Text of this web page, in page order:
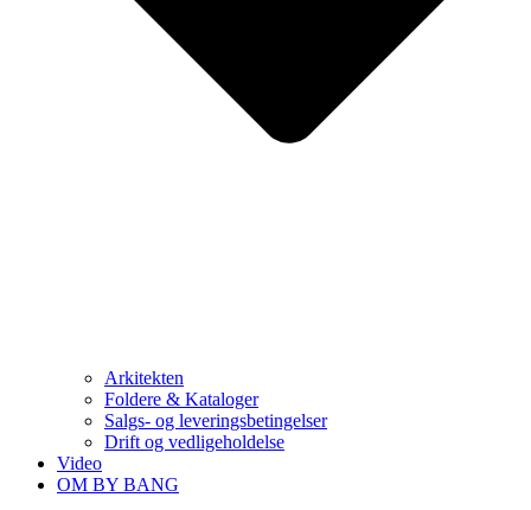
Arkitekten
Foldere & Kataloger
Salgs- og leveringsbetingelser
Drift og vedligeholdelse
Video
OM BY BANG